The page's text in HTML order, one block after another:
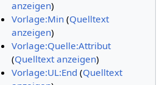
anzeigen)
Vorlage:Min(Quelltext
anzeigen)
Vorlage:Quelle:Attribut
(Quelltext anzeigen)
Vorlage:UL:End (Quelltext